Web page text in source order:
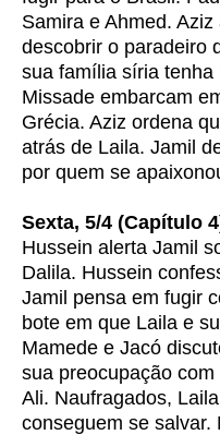
Samira e Ahmed.
descobrir o paradeiro
sua família síria
Missade embarcam
Grécia. Aziz ordena
atrás de Laila. Jamil
por quem se
Sexta, 5/4 (Capítulo
Hussein alerta Jamil
Dalila. Hussein
Jamil pensa em fugir
bote em que Laila e
Mamede e Jacó
sua preocupação
Ali. Naufragados,
conseguem se salvar.